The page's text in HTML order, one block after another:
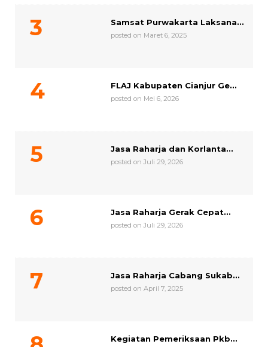
Samsat Purwakarta Laksana...
posted on Maret 6, 2025
FLAJ Kabupaten Cianjur Ge...
posted on Mei 6, 2026
Jasa Raharja dan Korlanta...
posted on Juli 29, 2026
Jasa Raharja Gerak Cepat...
posted on Juli 29, 2026
Jasa Raharja Cabang Sukab...
posted on April 7, 2025
Kegiatan Pemeriksaan Pkb...